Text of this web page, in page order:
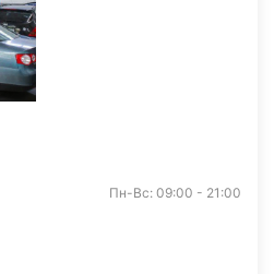
Пн-Вс: 09:00 - 21:00